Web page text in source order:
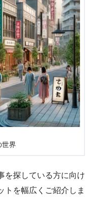
世界
を探している方に向け
トを幅広くご紹介しま